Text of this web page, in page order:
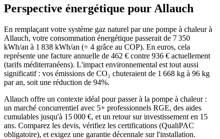
Perspective énergétique pour Allauch
En remplaçant votre système gaz naturel par une pompe à chaleur à
Allauch, votre consommation énergétique passerait de 7 350
kWh/an à 1 838 kWh/an (÷ 4 grâce au COP). En euros, cela
représente une facture annuelle de 462 € contre 936 € actuellement
(tarifs méditerranéens). L'impact environnemental est tout aussi
significatif : vos émissions de CO₂ chuteraient de 1 668 kg à 96 kg
par an, soit une réduction de 94%.
Allauch offre un contexte idéal pour passer à la pompe à chaleur :
un marché concurrentiel avec 5+ professionnels RGE, des aides
cumulables jusqu'à 15 000 €, et un retour sur investissement en 15
ans. Comparez les devis, vérifiez les certifications (QualiPAC
obligatoire), et exigez une garantie décennale sur l'installation.